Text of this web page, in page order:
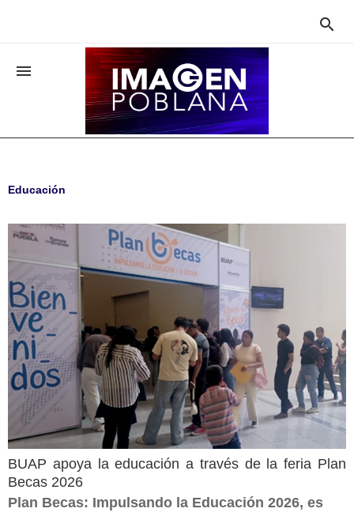


Educación
BUAP apoya la educación a través de la feria Plan
Becas 2026
Plan Becas: Impulsando la Educación 2026, es